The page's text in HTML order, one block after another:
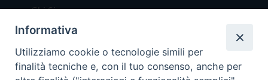
Chi Siamo
Redazione
Scrivici
Informativa
Utilizziamo cookie o tecnologie simili per
finalità tecniche e, con il tuo consenso, anche per